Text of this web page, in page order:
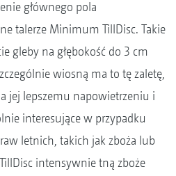
głównego pola
talerze Minimum TillDisc. Takie
gleby na głębokość do 3 cm
wiosną ma to tę zaletę,
jej lepszemu napowietrzeniu i
interesujące w przypadku
letnich, takich jak zboża lub
intensywnie tną zboże